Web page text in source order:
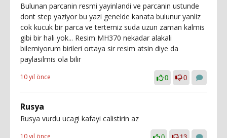
Bulunan parcanin resmi yayinlandi ve parcanin ustunde
dont step yaziyor bu yazi genelde kanata bulunur yanliz
cok kucuk bir parca ve tertemiz suda uzun zaman kalmis
gibi bir hali yok... Resim MH370 nekadar alakali
bilemiyorum birileri ortaya sir resim atsin diye da
paylasilmis ola bilir
10 yıl önce 0 0
Rusya
Rusya vurdu ucagi kafayi calistirin az
10 yıl önce